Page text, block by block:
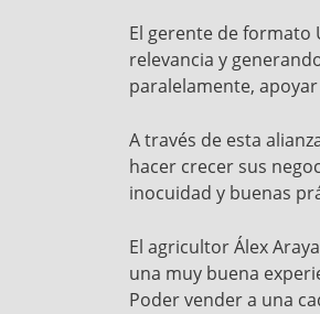
El gerente de formato
relevancia y
paralelamente,
A través de esta
hacer crecer sus
inocuidad y buenas
El agricultor Álex
una muy buena
Poder vender a una